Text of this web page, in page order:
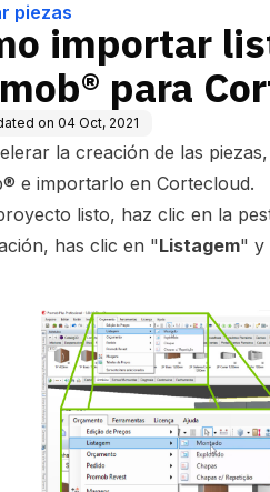
piezas
importar
para
on 04 Oct, 2021
la creación de las
e importarlo en Cortecloud.
listo, haz clic en la
has clic en "Listagem" y